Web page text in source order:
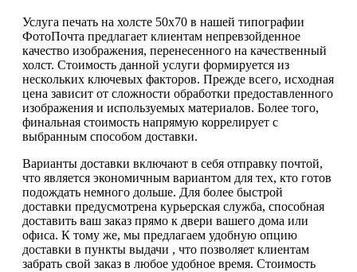
Услуга печать на холсте 50х70 в нашей типографии
ФотоПочта предлагает клиентам непревзойденное
качество изображения, перенесенного на качественный
холст. Стоимость данной услуги формируется из
нескольких ключевых факторов. Прежде всего, исходная
цена зависит от сложности обработки предоставленного
изображения и используемых материалов. Более того,
финальная стоимость напрямую коррелирует с
выбранным способом доставки.
Варианты доставки включают в себя отправку почтой,
что является экономичным вариантом для тех, кто готов
подождать немного дольше. Для более быстрой
доставки предусмотрена курьерская служба, способная
доставить ваш заказ прямо к двери вашего дома или
офиса. К тому же, мы предлагаем удобную опцию
доставки в пункты выдачи , что позволяет клиентам
забрать свой заказ в любое удобное время. Стоимость